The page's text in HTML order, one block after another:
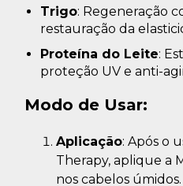
Trigo: Regeneração
restauração da
Proteína do Leite:
proteção UV e anti-
Modo de Usar:
Aplicação: Após o
Therapy, aplique a
nos cabelos úmidos.